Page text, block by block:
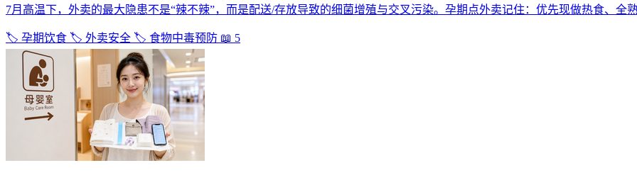
7月高温下，外卖的最大隐患不是“辣不辣”，而是配送/存放导致的细菌增殖与交叉污染。孕期点外卖记住：优先现做热食、全
🏷️ 孕期饮食 🏷️ 外卖安全 🏷️ 食物中毒预防 📖 5